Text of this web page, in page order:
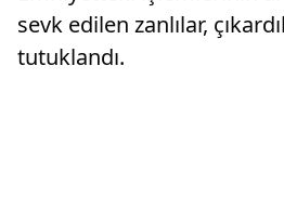
sevk edilen zanlılar,
tutuklandı.